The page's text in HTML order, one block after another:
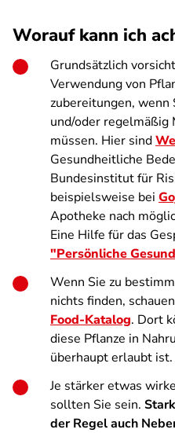
Worauf kann ich
Grundsätzlich
Verwendung von
zubereitungen, wenn
und/oder regelmäßig
müssen. Hier sind
Gesundheitliche
Bundesinstitut für
beispielsweise bei
Apotheke nach
Eine Hilfe für das
"Persönliche
Wenn Sie zu
nichts finden,
Food-Katalog. Dort
diese Pflanze in
überhaupt erlaubt ist.
Je stärker etwas
sollten Sie sein.
der Regel auch